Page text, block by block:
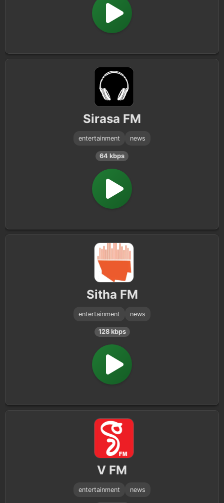
Sirasa FM
entertainment news
64 kbps
Sitha FM
entertainment news
128 kbps
V FM
entertainment news